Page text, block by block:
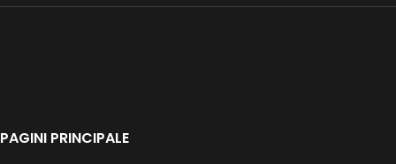
PAGINI PRINCIPALE